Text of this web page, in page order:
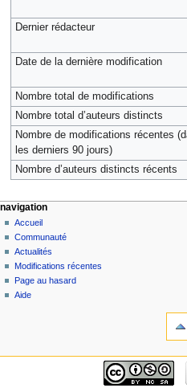
Dernier rédacteur
Date de la dernière modification
Nombre total de modifications
Nombre total d’auteurs distincts
Nombre de modifications récentes
les derniers 90 jours)
Nombre d’auteurs distincts récents
navigation
Accueil
Communauté
Actualités
Modifications récentes
Page au hasard
Aide